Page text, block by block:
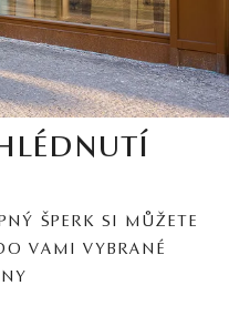
ŠPERK SI MŮŽETE
VAMI VYBRANÉ